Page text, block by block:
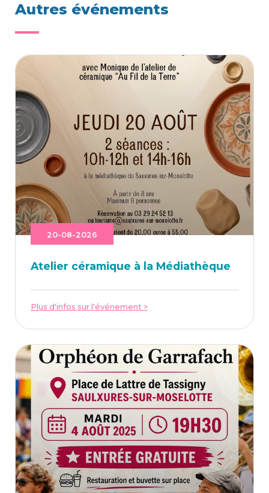
Autres événements
20-08-2026
Ate­lier céra­mique à la Médiathèque
Plus d'infos sur l'événement >